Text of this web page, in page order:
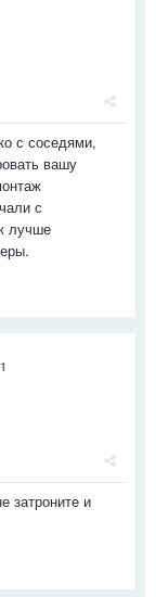
с соседями,
вашу
с
лучше
1
затроните и